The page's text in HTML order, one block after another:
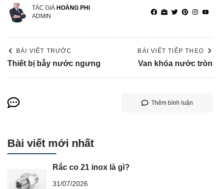
TÁC GIẢ HOÀNG PHI
ADMIN
BÀI VIẾT TRƯỚC
Thiết bị bẫy nước ngưng
BÀI VIẾT TIẾP THEO
Van khóa nước tròn
Thêm bình luận
Bài viết mới nhất
Rắc co 21 inox là gì?
31/07/2026